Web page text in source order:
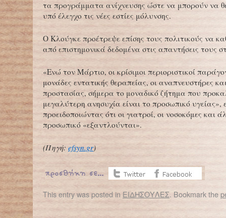
τα προγράμματα ανίχνευσης ώστε να μπορούν να
υπό έλεγχο τις νέες εστίες μόλυνσης.
Ο Κλούγκε προέτρεψε επίσης τους πολιτικούς να
από επιστημονικά δεδομένα στις απαντήσεις τους
«Ενώ τον Μάρτιο, οι κρίσιμοι περιοριστικοί
μονάδες εντατικής θεραπείας, οι αναπνευστήρες
προστασίας, σήμερα το μοναδικό ζήτημα που
μεγαλύτερη ανησυχία είναι το προσωπικό υγείας»,
προειδοποιώντας ότι οι γιατροί, οι νοσοκόμες και
προσωπικό «εξαντλούνται».
(Πηγή: efsyn.gr)
This entry was posted in ΕΙΔΗΣΟΥΛΕΣ. Bookmark the
Τεστ που θα εντοπίζει τον κορονοϊό από την… ανάσα: Επιστήμονες έχουν ριχτεί στη μάχη της έρευνας